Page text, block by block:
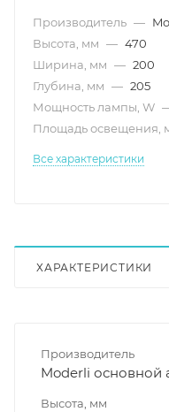
Производитель —
Высота, мм — 470
Ширина, мм — 200
Глубина, мм — 205
Мощность лампы, W
Площадь освещения,
Все характеристики
ХАРАКТЕРИСТИКИ
Производитель
Moderli основной
Высота, мм